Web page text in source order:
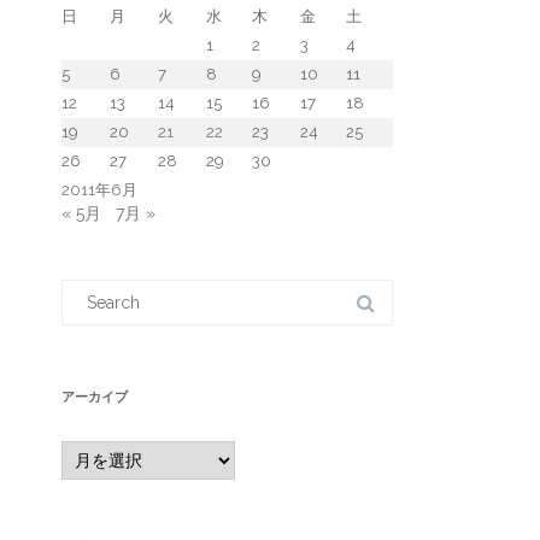
2011年6月
日 月 火 水 木 金
土
1
2 3
4
5
6 7 8 9 10
11
12
13 14 15 16 17
18
19
20 21 22 23 24
25
26
27 28 29 30
« 5月 7月 »
アーカイブ
ー
カ